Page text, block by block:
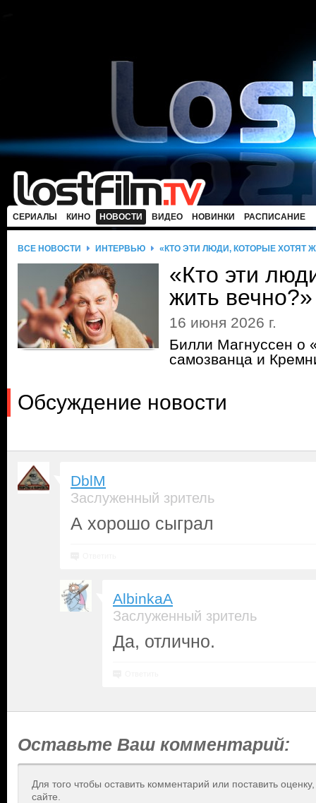
СЕРИАЛЫ КИНО НОВОСТИ ВИДЕО НОВИНКИ РАСПИСАНИЕ
ВСЕ НОВОСТИ ИНТЕРВЬЮ «КТО ЭТИ ЛЮДИ, КОТОРЫЕ ХОТЯТ
«Кто эти
жить вечно?»
16 июня 2026 г.
Билли Магнуссен о
самозванца и
Обсуждение новости
DblM
Заслуженный зритель
А хорошо сыграл
AlbinkaA
Заслуженный зритель
Да, отлично.
Оставьте Ваш комментарий:
Для того чтобы оставить комментарий или поставить
сайте.